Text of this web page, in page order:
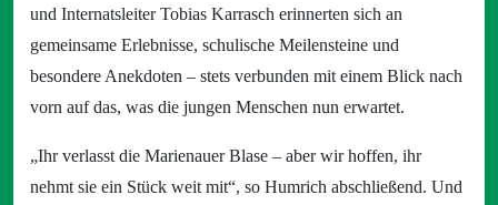
und Internatsleiter Tobias Karrasch erinnerten sich an
gemeinsame Erlebnisse, schulische Meilensteine und
besondere Anekdoten – stets verbunden mit einem Blick nach
vorn auf das, was die jungen Menschen nun erwartet.
„Ihr verlasst die Marienauer Blase – aber wir hoffen, ihr
nehmt sie ein Stück weit mit“, so Humrich abschließend. Und